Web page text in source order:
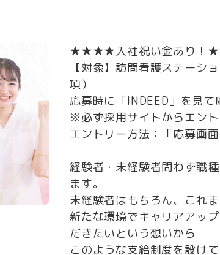
★★★★入社祝い金あり
【対象】訪問看護ステーシ
項）
応募時に「INDEED」を見て
※必ず採用サイトからエント
エントリー方法：「応募
経験者・未経験者問わず職
ます。
未経験者はもちろん、これ
新たな環境でキャリアアッ
だきたいという想いから
このような支給制度を設けて